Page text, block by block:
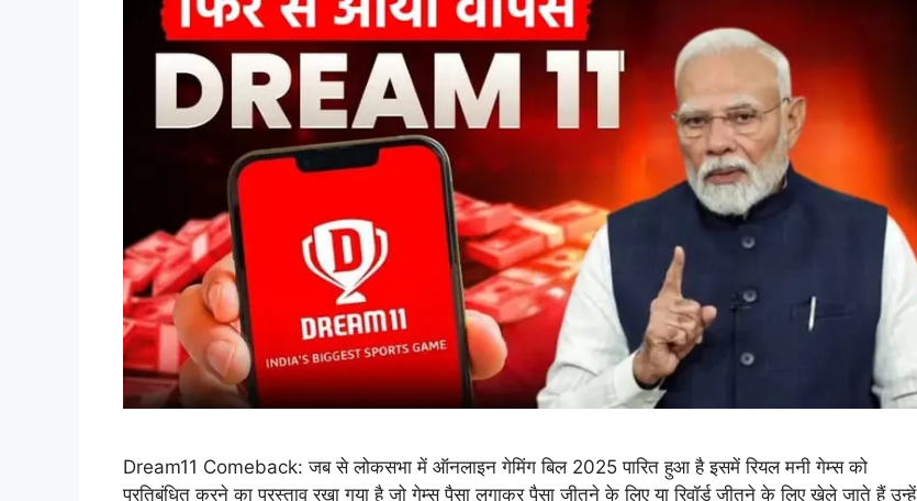
Dream11 Comeback: जब से लोकसभा में ऑनलाइन गेमिंग बिल 2025 पारित हुआ है इसमें रियल मनी गेम्स को
प्रतिबंधित करने का प्रस्ताव रखा गया है जो गेम्स पैसा लगाकर पैसा जीतने के लिए या रिवॉर्ड जीतने के लिए खेले जाते हैं उन्हें